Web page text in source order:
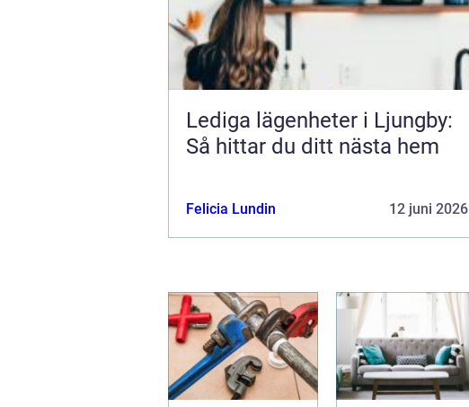
Lediga lägenheter i Ljungby:
Så hittar du ditt nästa hem
Felicia Lundin 12 juni 2026